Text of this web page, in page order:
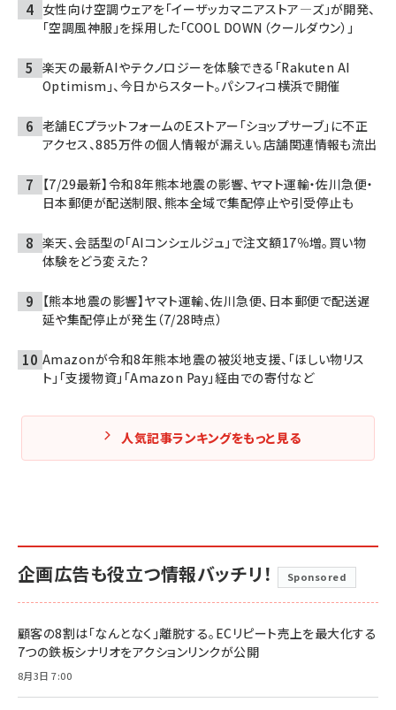
女性向け空調ウェアを「イーザッカマニアストア―ズ」が開発、
「空調風神服」を採用した「COOL DOWN（クールダウン）」
楽天の最新AIやテクノロジーを体験できる「Rakuten AI
Optimism」、今日からスタート。パシフィコ横浜で開催
老舗ECプラットフォームのEストアー「ショップサーブ」に不正
アクセス、885万件の個人情報が漏えい。店舗関連情報も流出
【7/29最新】令和8年熊本地震の影響、ヤマト運輸・佐川急便・
日本郵便が配送制限、熊本全域で集配停止や引受停止も
楽天、会話型の「AIコンシェルジュ」で注文額17％増。買い物
体験をどう変えた？
【熊本地震の影響】ヤマト運輸、佐川急便、日本郵便で配送遅
延や集配停止が発生（7/28時点）
Amazonが令和8年熊本地震の被災地支援、「ほしい物リス
ト」「支援物資」「Amazon Pay」経由での寄付など
人気記事ランキングをもっと見る
企画広告も役立つ情報バッチリ！ Sponsored
顧客の8割は「なんとなく」離脱する。ECリピート売上を最大化する
7つの鉄板シナリオをアクションリンクが公開
8月3日 7:00